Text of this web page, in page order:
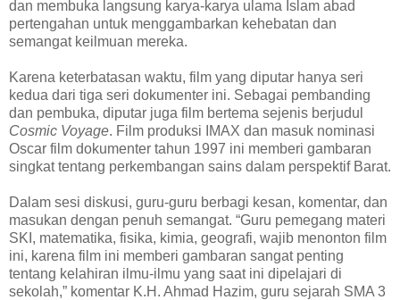
dan membuka langsung karya-karya ulama Islam abad
pertengahan untuk menggambarkan kehebatan dan
semangat keilmuan mereka.
Karena keterbatasan waktu, film yang diputar hanya seri
kedua dari tiga seri dokumenter ini. Sebagai pembanding
dan pembuka, diputar juga film bertema sejenis berjudul
Cosmic Voyage. Film produksi IMAX dan masuk nominasi
Oscar film dokumenter tahun 1997 ini memberi gambaran
singkat tentang perkembangan sains dalam perspektif Barat.
Dalam sesi diskusi, guru-guru berbagi kesan, komentar, dan
masukan dengan penuh semangat. “Guru pemegang materi
SKI, matematika, fisika, kimia, geografi, wajib menonton film
ini, karena film ini memberi gambaran sangat penting
tentang kelahiran ilmu-ilmu yang saat ini dipelajari di
sekolah,” komentar K.H. Ahmad Hazim, guru sejarah SMA 3